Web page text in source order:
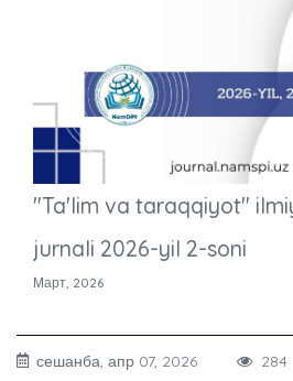
"Ta'lim va taraqqiyot"
jurnali 2026-yil 2-soni
Март, 2026
сешанба, апр 07, 2026 284